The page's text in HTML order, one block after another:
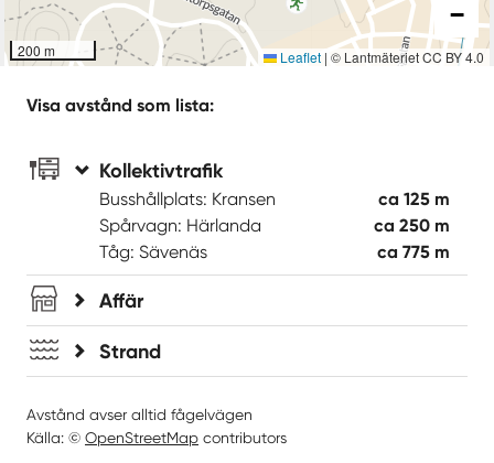
200 m
−
Leaflet | © Lantmäteriet CC BY 4.0
Visa avstånd som lista:
Kollektivtrafik
Busshållplats: Kransen
ca 125 m
Spårvagn: Härlanda
ca 250 m
Tåg: Sävenäs
ca 775 m
Affär
Strand
Avstånd avser alltid fågelvägen
Källa: © OpenStreetMap contributors